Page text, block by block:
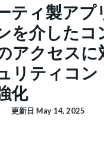
ティ製アプ
を介したコ
アクセスに
リティコン
化
更新日 May 14, 2025